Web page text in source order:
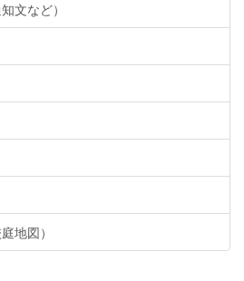
文など）
地図）